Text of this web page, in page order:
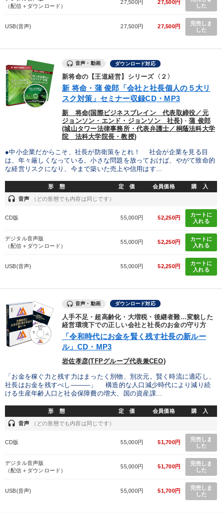
（配信＋ダウンロード）
27,500円 27,500円
した
USB(音声) 27,500円 27,500円
完売しま
した
音声・動画 ダウンロード対応
新将命の【王道経営】シリーズ〈２〉
新 将命・蒲 俊郎「会社と社長個人の５大リ
スク対策」セミナー収録CD・MP3
新 将命(国際ビジネスブレイン 代表取締役／元
ジョンソン・エンド・ジョンソン 社長)・蒲 俊郎
(城山タワー法律事務所・代表弁護士／桐蔭法科大学
院 法科大学院長・教授)
●中小企業だからこそ、社長が防衛策をとれ！ 社会が企業を見る目
は、年々厳しくなっている。小さな問題を放っておけば、やがて致命的
な経営リスクになり、今まで築いた売上や信用はす...
形 態 定 価 会員価格 購 入
headset 音声 （どの形態でも内容は同じです）
CD版 55,000円 52,250円
カートに
入れる
デジタル音声版
（配信＋ダウンロード）
55,000円 52,250円
カートに
入れる
USB(音声) 55,000円 52,250円
カートに
入れる
音声・動画 ダウンロード対応
人手不足・超高齢化・大増税・後継者難…変貌した
経営環境下での正しい会社と社長のお金の守り方
「令和時代にお金を賢く残す社長の新ルー
ル」CD・MP3
岩佐孝彦(TFPグループ代表兼CEO)
「お金を稼ぐ力と残す力はまったく別物、別次元。賢く時流に適応し、
社長はお金を残すべし―――」 構造的な人口減少時代により減り続
ける生産年齢人口と社会保障費の増大、国の資産課...
形 態 定 価 会員価格 購 入
headset 音声 （どの形態でも内容は同じです）
CD版 55,000円 51,700円
完売しま
した
デジタル音声版
（配信＋ダウンロード）
55,000円 51,700円
完売しま
した
USB(音声) 55,000円 51,700円
完売しま
した